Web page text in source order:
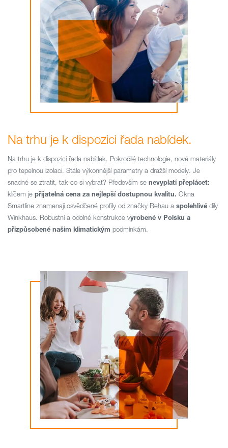
Na trhu je k dispozici řada nabídek.
Na trhu je k dispozici řada nabídek. Pokročilé technologie, nové materiály
pro tepelnou izolaci. Stále výkonnější parametry a dražší modely. Je
snadné se ztratit, tak co si vybrat? Především se nevyplatí přeplácet:
klíčem je přijatelná cena za nejlepší dostupnou kvalitu. Okna
Smartline znamenají osvědčené profily od značky Rehau a spolehlivé díly
Winkhaus. Robustní a odolné konstrukce vyrobené v Polsku a
přizpůsobené našim klimatickým podmínkám.